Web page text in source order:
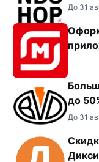
До 31
до
До 31